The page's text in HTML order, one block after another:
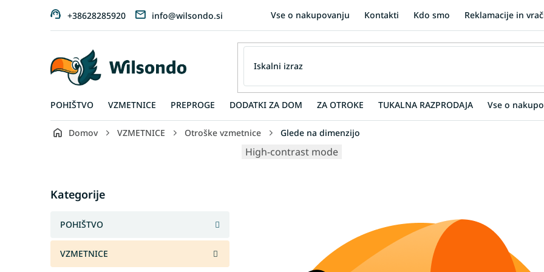
+38628285920 info@wilsondo.si Vse o nakupovanju Kontakti Kdo smo Reklamacije in
POHIŠTVO VZMETNICE PREPROGE DODATKI ZA DOM ZA OTROKE TUKALNA RAZPRODAJA Vse o
Domov VZMETNICE Otroške vzmetnice Glede na dimenzijo
e
b
categories
Kategorije
POHIŠTVO
VZMETNICE
High-contrast mode